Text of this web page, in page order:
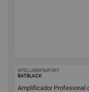
INTELLIGENTIMPORT
BATBLACK
Amplificador Profesional